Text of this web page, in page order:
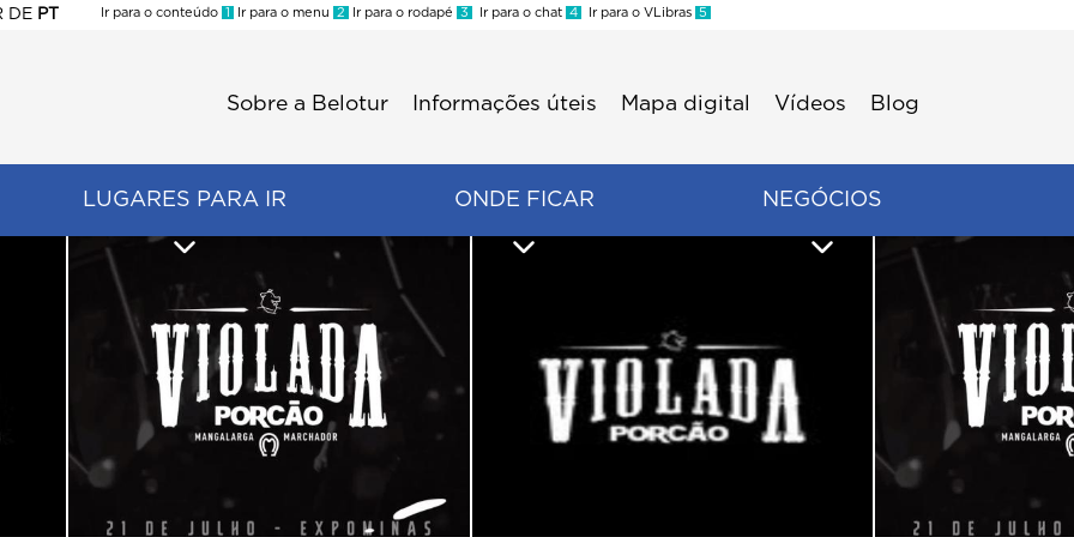
DE PT
Ir para o conteúdo 1 Ir para o menu 2 Ir para o rodapé 3 Ir para o chat 4 Ir para o VLibras 5
Sobre a Belotur Informações úteis Mapa digital Vídeos Blog
LUGARES PARA IR ONDE FICAR NEGÓCIOS